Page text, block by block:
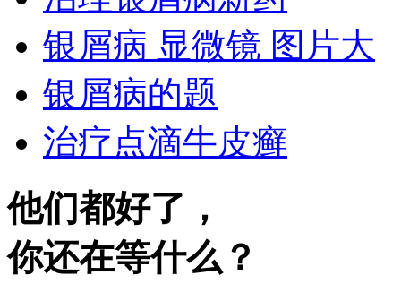
银屑病 显微镜 图片大
银屑病的题
治疗点滴牛皮癣
他们都好了，
你还在等什么？